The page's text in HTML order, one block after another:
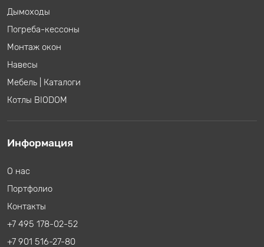
Дымоходы
Погреба-кессоны
Монтаж окон
Навесы
Мебель
Каталоги
Котлы BIODOM
Информация
О нас
Портфолио
Контакты
+7 495 178-02-52
+7 901 516-27-80